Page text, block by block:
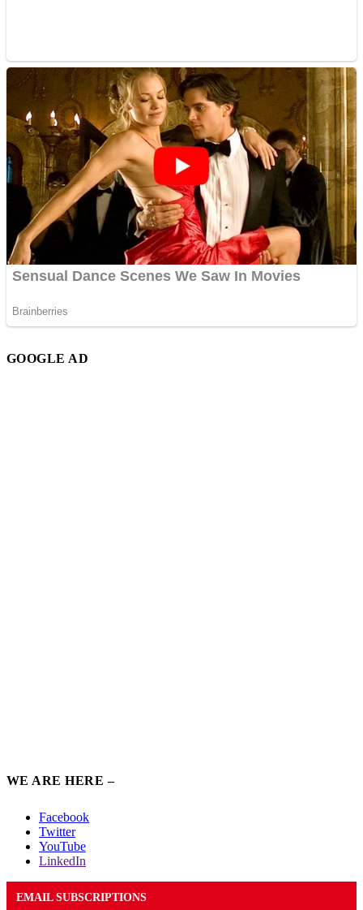
GOOGLE AD
WE ARE HERE –
Facebook
Twitter
YouTube
LinkedIn
EMAIL SUBSCRIPTIONS